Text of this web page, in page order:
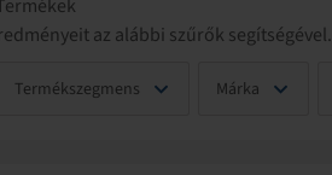
az alábbi szűrők segítségével.
Termékszegmens Márka